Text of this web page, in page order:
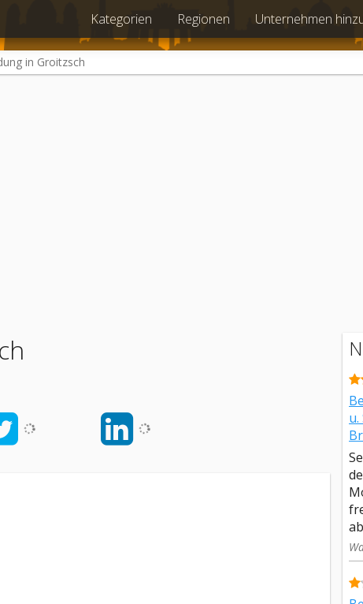
Kategorien Regionen Unternehmen
in Groitzsch
u.